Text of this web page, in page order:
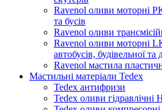
Ravenol оливи моторні
та бусів
Ravenol оливи
Ravenol оливи моторні
автобусів, будівельної
Ravenol мастила
Мастильні матеріали Tedex
Tedex антифризи
Tedex оливи